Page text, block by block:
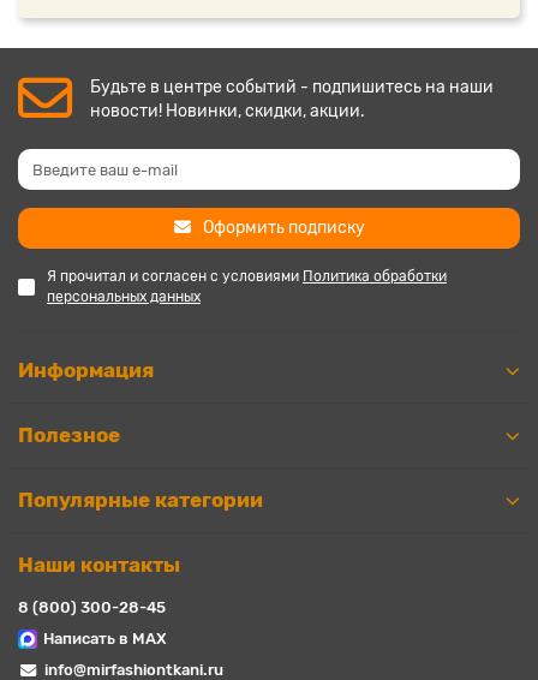
Будьте в центре событий - подпишитесь на наши
новости! Новинки, скидки, акции.
Оформить подписку
Я прочитал и согласен с условиями Политика обработки
персональных данных
Информация
Полезное
Популярные категории
Наши контакты
8 (800) 300-28-45
Написать в MAX
info@mirfashiontkani.ru